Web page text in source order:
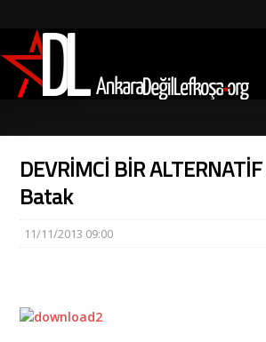
DEVRİMCİ BİR
Batak
11/11/2013 09:00